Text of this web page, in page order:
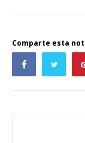
Comparte esta